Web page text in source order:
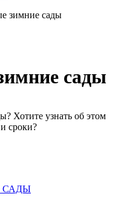
зимние сады
сады
? Хотите узнать об этом
сроки?
САДЫ